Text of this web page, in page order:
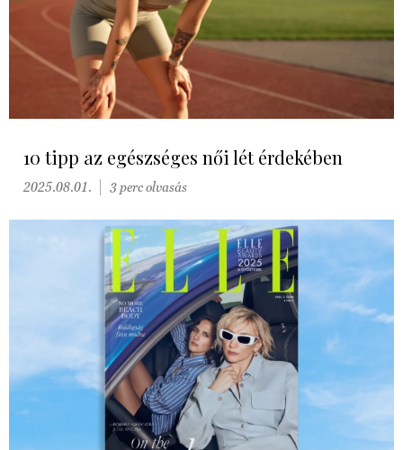
10 tipp az egészséges női lét érdekében
2025.08.01. 3 perc olvasás